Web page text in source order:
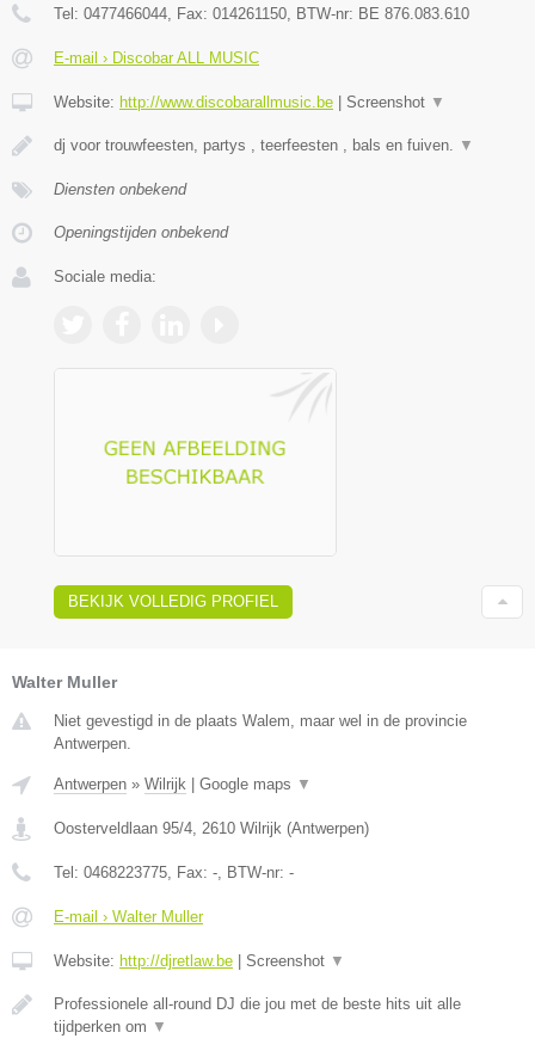
Tel: 0477466044 , Fax: 014261150 , BTW-nr: BE 876.083.610
E-mail › Discobar ALL MUSIC
Website: http://www.discobarallmusic.be | Screenshot ▼
dj voor trouwfeesten, partys , teerfeesten , bals en fuiven. ▼
Diensten onbekend
Openingstijden onbekend
Sociale media:
BEKIJK VOLLEDIG PROFIEL
Walter Muller
Niet gevestigd in de plaats Walem, maar wel in de provincie
Antwerpen.
Antwerpen » Wilrijk Google maps ▼
Oosterveldlaan 95/4, 2610 Wilrijk (Antwerpen)
Tel: 0468223775, Fax: -, BTW-nr: -
E-mail › Walter Muller
Website: http://djretlaw.be Screenshot ▼
Professionele all-round DJ die jou met de beste hits uit alle
tijdperken om ▼